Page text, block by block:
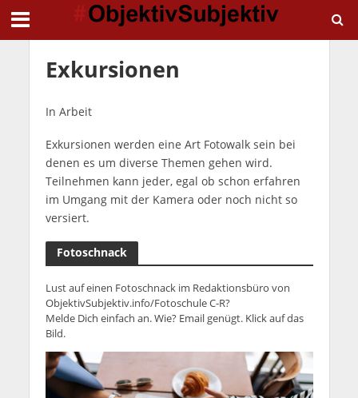
Exkursionen
In Arbeit
Exkursionen werden eine Art Fotowalk sein bei
denen es um diverse Themen gehen wird.
Teilnehmen kann jeder, egal ob schon erfahren
im Umgang mit der Kamera oder noch nicht so
versiert.
Fotoschnack
Lust auf einen Fotoschnack im Redaktionsbüro von
ObjektivSubjektiv.info/Fotoschule C-R?
Melde Dich einfach an. Wie? Email genügt. Klick auf das
Bild.